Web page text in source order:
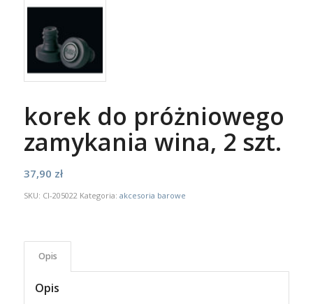
korek do próżniowego
zamykania wina, 2 szt.
37,90 zł
SKU: CI-205022 Kategoria: akcesoria barowe
Opis
Opis